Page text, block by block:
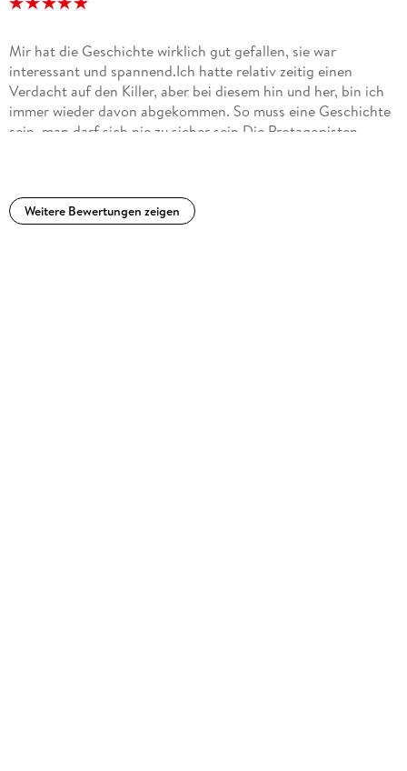
Mir hat die Geschichte wirklich gut gefallen, sie war
interessant und spannend.Ich hatte relativ zeitig einen
Verdacht auf den Killer, aber bei diesem hin und her, bin ich
immer wieder davon abgekommen. So muss eine Geschichte
sein, man darf sich nie zu sicher sein.Die Protagonisten
Julia Nachtmann hat es super gemacht. Auf jeden Fall ist es
sehr zu empfehlen.
Weitere Bewertungen zeigen